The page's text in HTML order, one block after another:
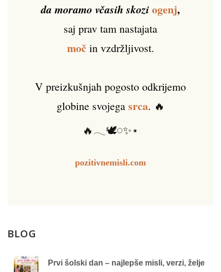
da moramo včasih skoziogenj,
saj prav tam nastajata
močin vzdržljivost.
V preizkušnjah pogosto odkrijemo
globine svojega srca. 🔥
🔥𓂃🕊️𓏸✨⋆
pozitivnemisli.com
BLOG
Prvi šolski dan – najlepše misli, verzi, želje